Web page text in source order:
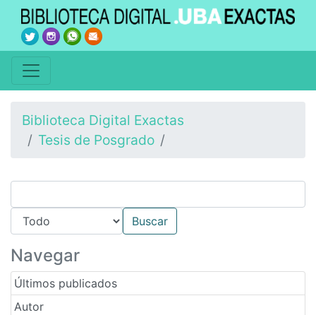
Biblioteca Digital Exactas
Tesis de Posgrado
Navegar
Últimos publicados
Autor